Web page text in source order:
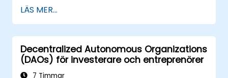
Använd Composers modelleringsspråk
tillsammans med JavaScript för att skriva
transaktioner.
Implementera ett utvecklingsprocess
som anpassar sig efter affärskrav och
utveckling.
LÄS MER...
Decentralized Autonomous Organizations
(DAOs) för investerare och entreprenörer
7 Timmar